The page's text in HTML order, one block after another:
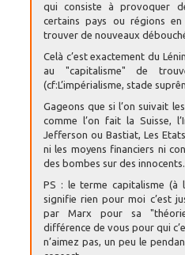
qui consiste à provoquer
certains pays ou régions
trouver de nouveaux
Celà c’est exactement du
au "capitalisme" de
(cf:L’impérialisme, stade
Gageons que si l’on suivait
comme l’on fait la Suisse,
Jefferson ou Bastiat, Les
ni les moyens financiers ni
des bombes sur des innocents.
PS : le terme capitalisme (à
signifie rien pour moi c’est
par Marx pour sa
différence de vous pour qui
n’aimez pas, un peu le